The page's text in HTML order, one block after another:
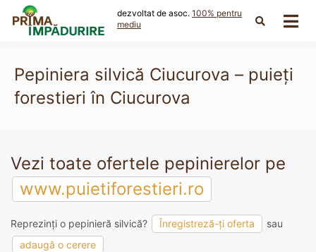
content
dezvoltat de asoc. 100% pentru
mediu
Pepiniera silvică Ciucurova – puieți
forestieri în Ciucurova
Vezi toate ofertele pepinierelor pe
www.puietiforestieri.ro
Reprezinți o pepinieră silvică? Înregistreză-ți oferta
sau
adaugă o cerere